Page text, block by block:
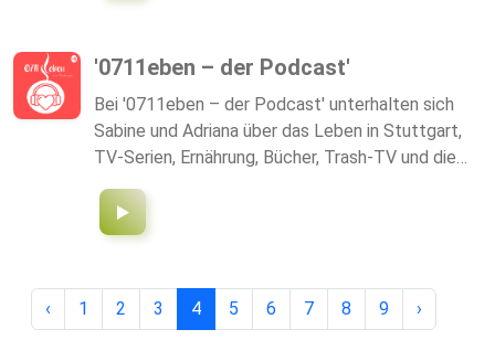
'0711eben – der Podcast'
Bei '0711eben – der Podcast' unterhalten sich
Sabine und Adriana über das Leben in Stuttgart,
TV-Serien, Ernährung, Bücher, Trash-TV und die
Ähnlichkeiten der Kinder- und Hundeerziehung.
Unverblümt und schonungslos, humorvoll und
nicht immer einer Meinung nehmen sie sich
Social Media begegnen. Schließlich kann nicht
jeder 'Dirty Dancing' mögen oder sich vegan
‹ 1 2 3 4 5 6 7 8 9 ›